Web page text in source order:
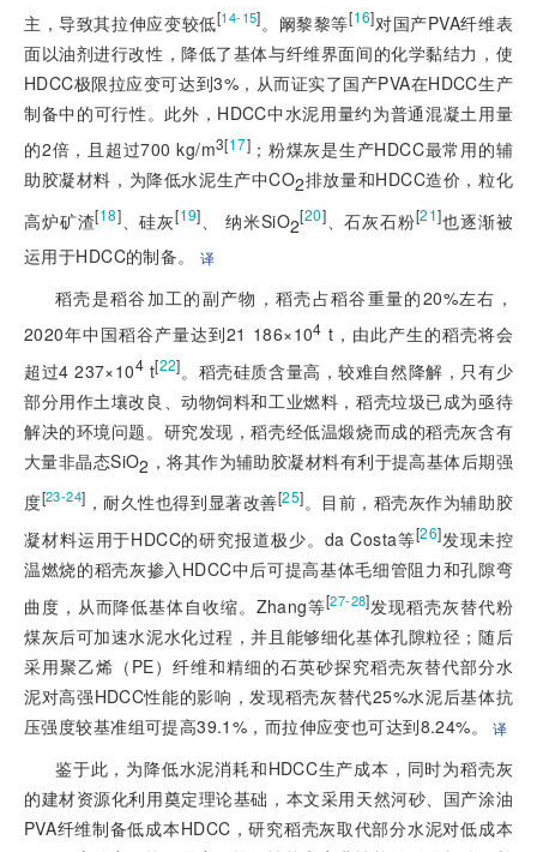
主，导致其拉伸应变较低[14-15]。阚黎黎等[16]对国产PVA纤维表
面以油剂进行改性，降低了基体与纤维界面间的化学黏结力，使
HDCC极限拉应变可达到3%，从而证实了国产PVA在HDCC生产
制备中的可行性。此外，HDCC中水泥用量约为普通混凝土用量
的2倍，且超过700 kg/m3[17] ；粉煤灰是生产HDCC最常用的辅
助胶凝材料，为降低水泥生产中CO2排放量和HDCC造价，粒化
高炉矿渣[18] 、硅灰[19] 、 纳米SiO2[20] 、石灰石粉[21]也逐渐被
运用于HDCC的制备。译
稻壳是稻谷加工的副产物，稻壳占稻谷重量的20%左右，
2020年中国稻谷产量达到21 186×104 t，由此产生的稻壳将会
超过4 237×104 t[22]。稻壳硅质含量高，较难自然降解，只有少
部分用作土壤改良、动物饲料和工业燃料，稻壳垃圾已成为亟待
解决的环境问题。研究发现，稻壳经低温煅烧而成的稻壳灰含有
大量非晶态SiO2 ，将其作为辅助胶凝材料有利于提高基体后期强
度[23-24] ，耐久性也得到显著改善[25]。目前，稻壳灰作为辅助胶
凝材料运用于HDCC的研究报道极少。da Costa等[26]发现未控
温燃烧的稻壳灰掺入HDCC中后可提高基体毛细管阻力和孔隙弯
曲度，从而降低基体自收缩。Zhang等[27-28]发现稻壳灰替代粉
煤灰后可加速水泥水化过程，并且能够细化基体孔隙粒径；随后
采用聚乙烯（PE）纤维和精细的石英砂探究稻壳灰替代部分水
泥对高强HDCC性能的影响，发现稻壳灰替代25%水泥后基体抗
压强度较基准组可提高39.1%，而拉伸应变也可达到8.24%。译
鉴于此，为降低水泥消耗和HDCC生产成本，同时为稻壳灰
的建材资源化利用奠定理论基础，本文采用天然河砂、国产涂油
PVA纤维制备低成本HDCC，研究稻壳灰取代部分水泥对低成本